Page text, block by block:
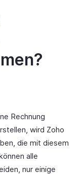
Rechnung
wird Zoho
die mit diesem
alle
nur einige